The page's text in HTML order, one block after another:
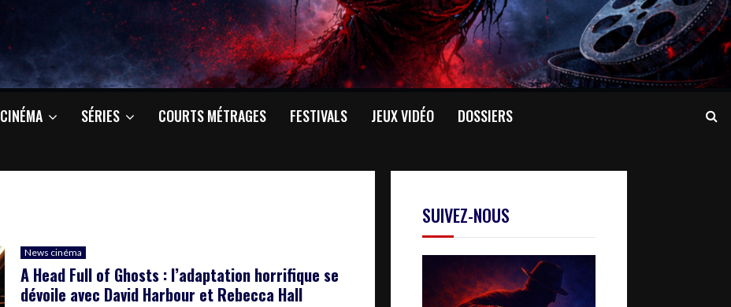
CINÉMA SÉRIES COURTS MÉTRAGES FESTIVALS JEUX VIDÉO DOSSIERS
News cinéma
A Head Full of Ghosts : l’adaptation horrifique se
dévoile avec David Harbour et Rebecca Hall
SUIVEZ-NOUS